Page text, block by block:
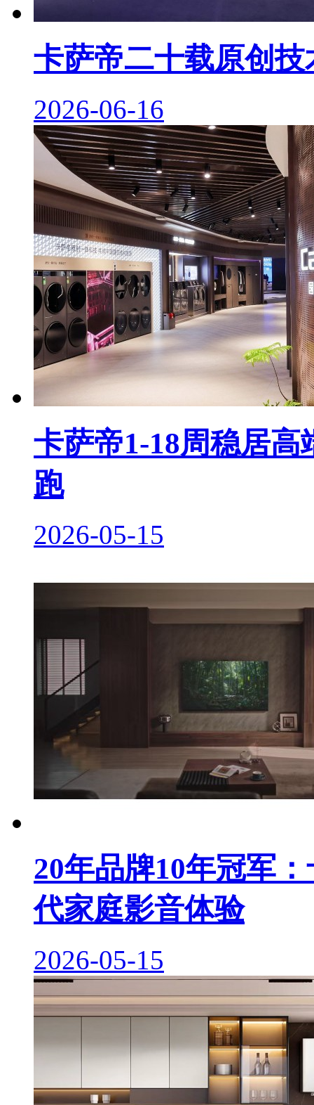
卡萨帝二十载原创
2026-06-16
卡萨帝1-18周稳居
跑
2026-05-15
20年品牌10年冠军
代家庭影音体验
2026-05-15